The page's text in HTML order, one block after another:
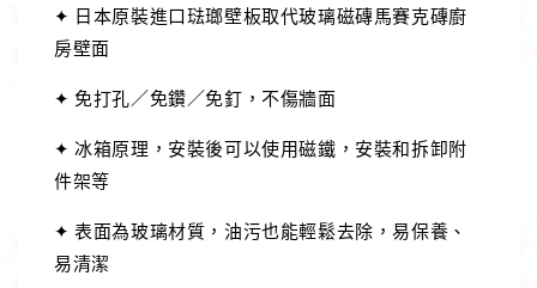
✦ 日本原裝進口琺瑯壁板取代玻璃磁磚馬賽克磚廚
房壁面
✦ 免打孔／免鑽／免釘，不傷牆面
✦ 冰箱原理，安裝後可以使用磁鐵，安裝和拆卸附
件架等
✦ 表面為玻璃材質，油污也能輕鬆去除，易保養、
易清潔